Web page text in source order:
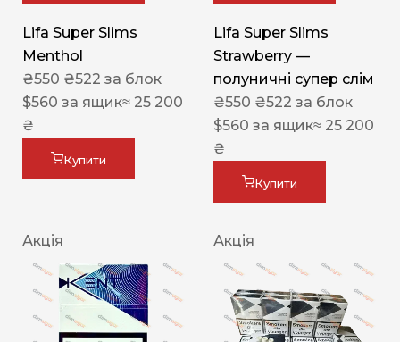
Lifa Super Slims
Menthol
₴550 ₴522 за блок
$560 за ящик≈ 25 200
₴
Купити
Lifa Super Slims
Strawberry —
полуничні супер слім
₴550 ₴522 за блок
$560 за ящик≈ 25 200
₴
Купити
Акція Акція